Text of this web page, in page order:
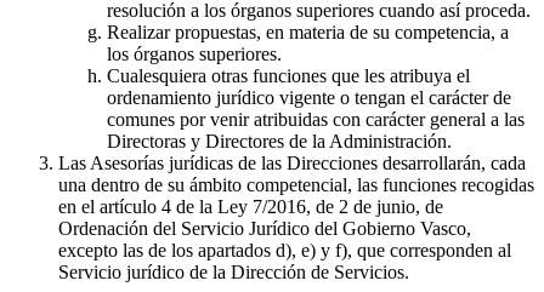
resolución a los órganos superiores cuando así proceda.
Realizar propuestas, en materia de su competencia, a
los órganos superiores.
Cualesquiera otras funciones que les atribuya el
ordenamiento jurídico vigente o tengan el carácter de
comunes por venir atribuidas con carácter general a las
Directoras y Directores de la Administración.
Las Asesorías jurídicas de las Direcciones desarrollarán, cada
una dentro de su ámbito competencial, las funciones recogidas
en el artículo 4 de la Ley 7/2016, de 2 de junio, de
Ordenación del Servicio Jurídico del Gobierno Vasco,
excepto las de los apartados d), e) y f), que corresponden al
Servicio jurídico de la Dirección de Servicios.